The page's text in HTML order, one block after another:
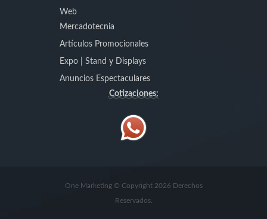
Web
Mercadotecnia
Artículos Promocionales
Expo | Stand y Displays
Anuncios Espectaculares
Cotizaciones:
One Marketing © Copyright 2026 Derechos
Reservados.